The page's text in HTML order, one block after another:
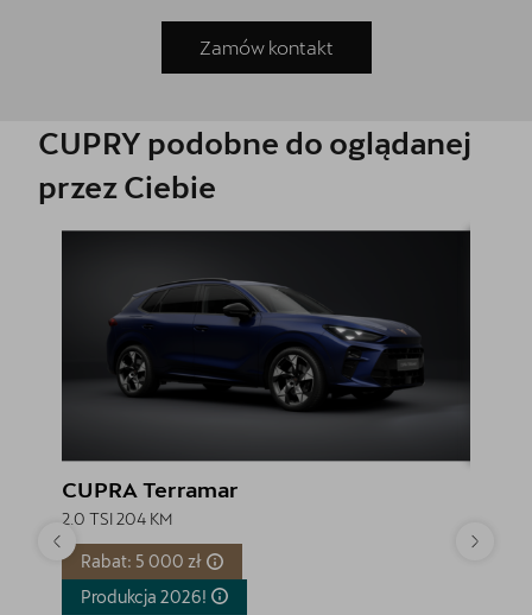
Zamów kontakt
CUPRY podobne do oglądanej
przez Ciebie
CUPRA Terramar
2.0 TSI 204 KM
Rabat: 5 000 zł
Produkcja 2026!